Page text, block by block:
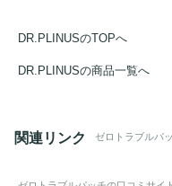
DR.PLINUSのTOPへ
DR.PLINUSの商品一覧へ
関連リンク ゼロトラブルパ